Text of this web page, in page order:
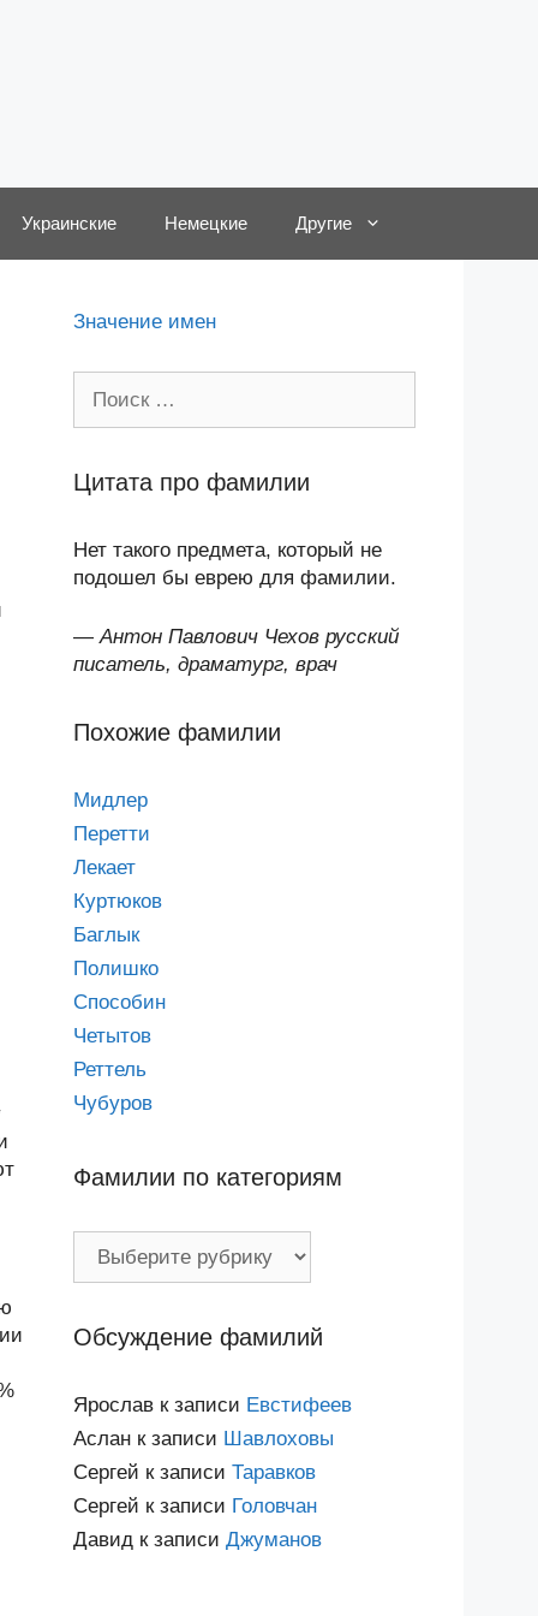
Украинские Немецкие Другие
Значение имен
Цитата про фамилии
Нет такого предмета, который не
подошел бы еврею для фамилии.
— Антон Павлович Чехов русский
писатель, драматург, врач
Похожие фамилии
Мидлер
Перетти
Лекает
Куртюков
Баглык
Полишко
Способин
Четытов
Реттель
Чубуров
Фамилии по категориям
Обсуждение фамилий
Ярослав к записи Евстифеев
Аслан к записи Шавлоховы
Сергей к записи Таравков
Сергей к записи Головчан
Давид к записи Джуманов